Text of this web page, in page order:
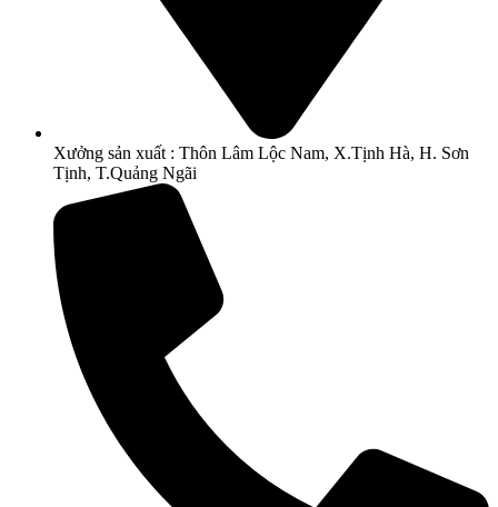
Xưởng sản xuất : Thôn Lâm Lộc Nam, X.Tịnh Hà, H. Sơn
Tịnh, T.Quảng Ngãi